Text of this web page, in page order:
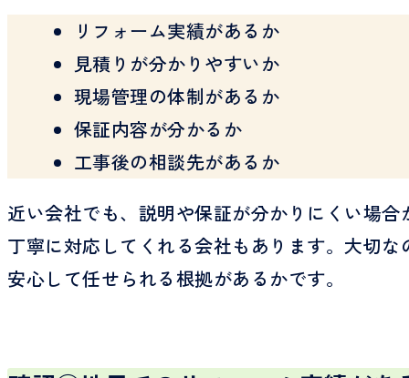
リフォーム実績があるか
見積りが分かりやすいか
現場管理の体制があるか
保証内容が分かるか
工事後の相談先があるか
近い会社でも、説明や保証が分かりにくい場合
丁寧に対応してくれる会社もあります。大切な
安心して任せられる根拠があるかです。